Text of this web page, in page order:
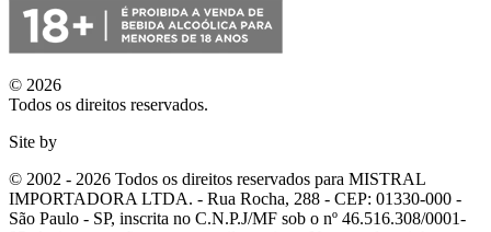
© 2026
Todos os direitos reservados.
Site by
© 2002 - 2026 Todos os direitos reservados para MISTRAL
IMPORTADORA LTDA. - Rua Rocha, 288 - CEP: 01330-000 -
São Paulo - SP, inscrita no C.N.P.J/MF sob o nº 46.516.308/0001-